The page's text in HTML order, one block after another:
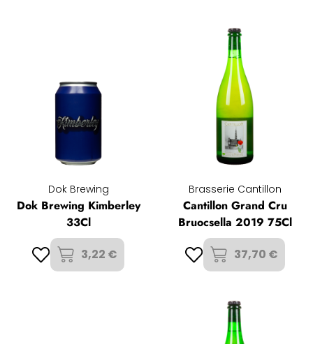
Dok Brewing
Dok Brewing Kimberley
33Cl
3,22 €
Brasserie Cantillon
Cantillon Grand Cru
Bruocsella 2019 75Cl
37,70 €